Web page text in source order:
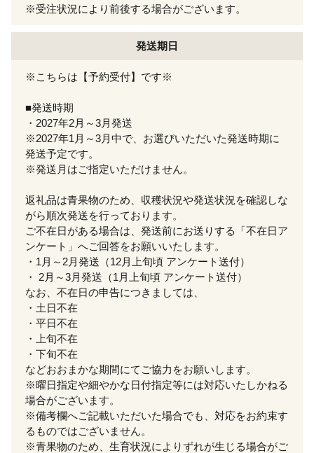
※受注状況により前後する場合がございます。
発送期日
※こちらは【予約受付】です※
■発送時期
・2027年2月～3月発送
※2027年1月～3月中で、お選びいただいた発送時期に
発送予定です。
※発送月はご指定いただけません。
返礼品は青果物のため、収穫状況や発送状況を確認しな
がら順次発送を行っております。
ご不在日がある場合は、発送前にお送りする「不在日ア
ンケート」へご回答をお願いいたします。
・1月～2月発送（12月上旬頃 アンケート送付）
・ 2月～3月発送（1月上旬頃 アンケート送付）
なお、不在日の申告につきましては、
・土日不在
・平日不在
・上旬不在
・下旬不在
などおおまかな期間にてご協力をお願いします。
※曜日指定や細やかな日付指定等には対応いたしかねる
場合がございます。
※備考欄へご記載いただいた場合でも、対応をお約束す
るものではございません。
※青果物のため、生育状況によりずれが生じる場合がご